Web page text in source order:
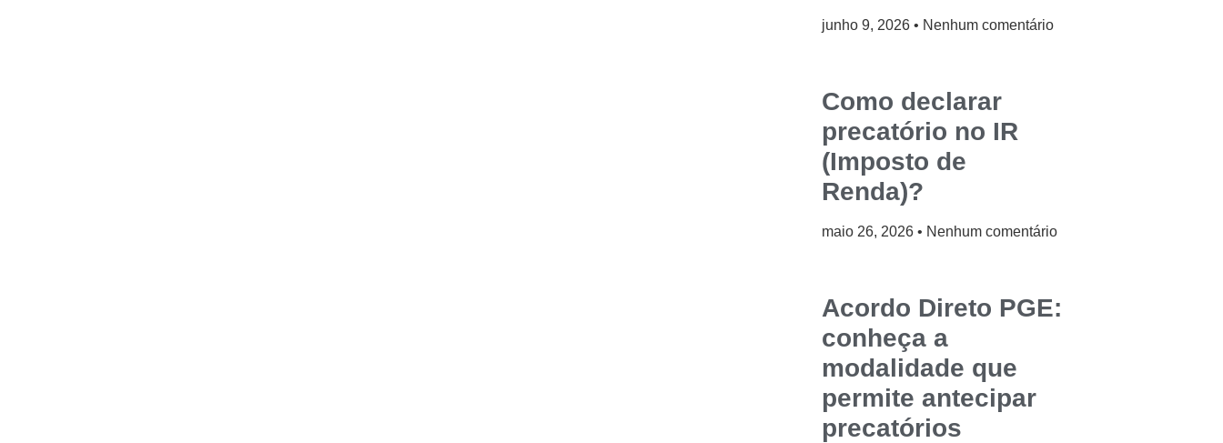
junho 9, 2026 Nenhum comentário
Como declarar
precatório no IR
(Imposto de
Renda)?
maio 26, 2026 Nenhum comentário
Acordo Direto PGE:
conheça a
modalidade que
permite antecipar
precatórios